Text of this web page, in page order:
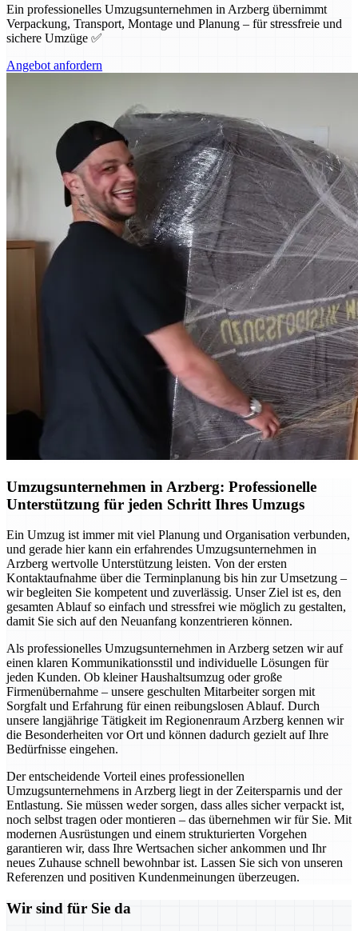
Ein professionelles Umzugsunternehmen in Arzberg übernimmt
Verpackung, Transport, Montage und Planung – für stressfreie und
sichere Umzüge ✅
Angebot anfordern
Umzugsunternehmen in Arzberg: Professionelle
Unterstützung für jeden Schritt Ihres Umzugs
Ein Umzug ist immer mit viel Planung und Organisation verbunden,
und gerade hier kann ein erfahrendes Umzugsunternehmen in
Arzberg wertvolle Unterstützung leisten. Von der ersten
Kontaktaufnahme über die Terminplanung bis hin zur Umsetzung –
wir begleiten Sie kompetent und zuverlässig. Unser Ziel ist es, den
gesamten Ablauf so einfach und stressfrei wie möglich zu gestalten,
damit Sie sich auf den Neuanfang konzentrieren können.
Als professionelles Umzugsunternehmen in Arzberg setzen wir auf
einen klaren Kommunikationsstil und individuelle Lösungen für
jeden Kunden. Ob kleiner Haushaltsumzug oder große
Firmenübernahme – unsere geschulten Mitarbeiter sorgen mit
Sorgfalt und Erfahrung für einen reibungslosen Ablauf. Durch
unsere langjährige Tätigkeit im Regionenraum Arzberg kennen wir
die Besonderheiten vor Ort und können dadurch gezielt auf Ihre
Bedürfnisse eingehen.
Der entscheidende Vorteil eines professionellen
Umzugsunternehmens in Arzberg liegt in der Zeitersparnis und der
Entlastung. Sie müssen weder sorgen, dass alles sicher verpackt ist,
noch selbst tragen oder montieren – das übernehmen wir für Sie. Mit
modernen Ausrüstungen und einem strukturierten Vorgehen
garantieren wir, dass Ihre Wertsachen sicher ankommen und Ihr
neues Zuhause schnell bewohnbar ist. Lassen Sie sich von unseren
Referenzen und positiven Kundenmeinungen überzeugen.
Wir sind für Sie da